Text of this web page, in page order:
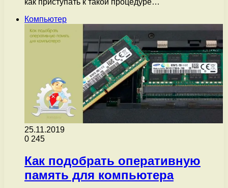
как приступать к такой процедуре…
Компьютер
25.11.2019
0 245
Как подобрать оперативную
память для компьютера